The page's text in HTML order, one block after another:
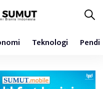
Teknologi